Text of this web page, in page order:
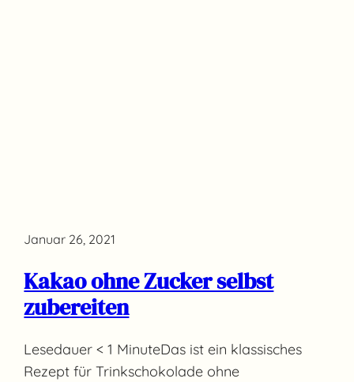
Januar 26, 2021
Kakao ohne Zucker selbst
zubereiten
Lesedauer < 1 MinuteDas ist ein klassisches
Rezept für Trinkschokolade ohne